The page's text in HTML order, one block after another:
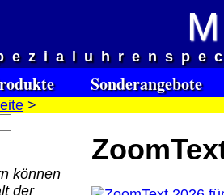
Sonderangebote
>
können
der